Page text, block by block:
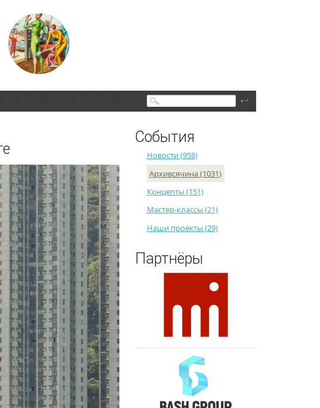
Поиск
События
Новости (958)
Архивсячина (1031)
Концепты (151)
Мастер-классы (21)
Наши проекты (29)
Партнёры